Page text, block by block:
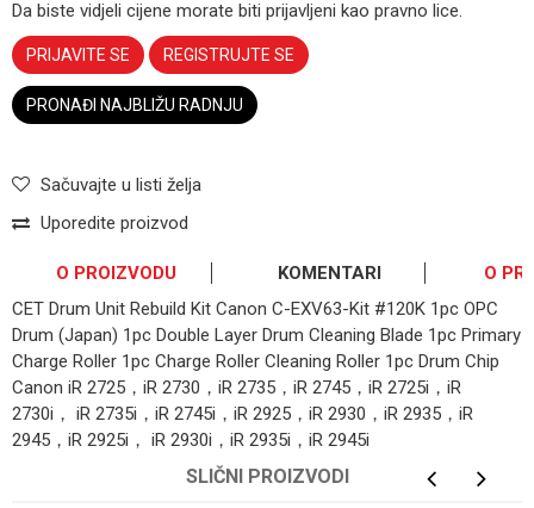
Da biste vidjeli cijene morate biti prijavljeni kao pravno lice.
PRIJAVITE SE REGISTRUJTE SE
PRONAĐI NAJBLIŽU RADNJU
Sačuvajte u listi želja
Uporedite proizvod
O PROIZVODU KOMENTARI
O
CET Drum Unit Rebuild Kit Canon C-EXV63-Kit #120K 1pc OPC
Drum (Japan) 1pc Double Layer Drum Cleaning Blade 1pc Primary
Charge Roller 1pc Charge Roller Cleaning Roller 1pc Drum Chip
Canon iR 2725，iR 2730，iR 2735，iR 2745，iR 2725i，iR
2730i， iR 2735i，iR 2745i，iR 2925，iR 2930，iR 2935，iR
2945，iR 2925i， iR 2930i，iR 2935i，iR 2945i
SLIČNI PROIZVODI